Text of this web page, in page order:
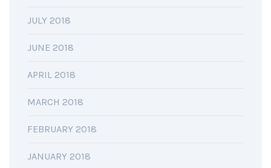
JULY 2018
JUNE 2018
APRIL 2018
MARCH 2018
FEBRUARY 2018
JANUARY 2018